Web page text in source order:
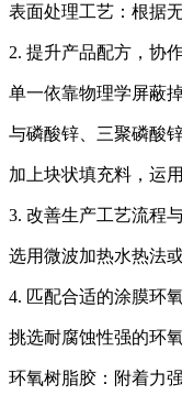
表面处理工艺：根据
2. 提升产品配方，协
单一依靠物理学屏蔽
与磷酸锌、三聚磷酸
加上块状填充料，运
3. 改善生产工艺流程
选用微波加热水热法
4. 匹配合适的涂膜环
挑选耐腐蚀性强的环
环氧树脂胶：附着力